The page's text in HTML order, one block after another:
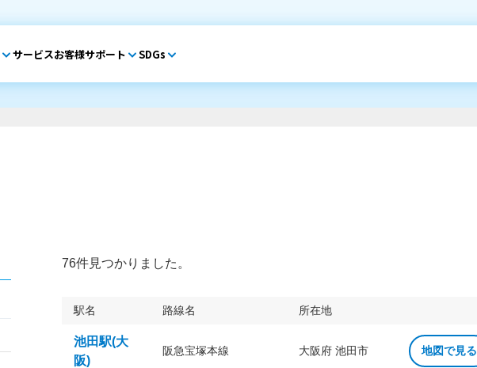
サービスお客様サポート SDGs
76件見つかりました。
駅名 路線名 所在地
池田駅(大
阪)
阪急宝塚本線 大阪府 池田市 地図で見る